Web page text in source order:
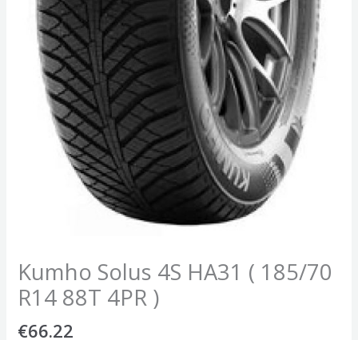
Kumho Solus 4S HA31 ( 185/70
R14 88T 4PR )
€66.22